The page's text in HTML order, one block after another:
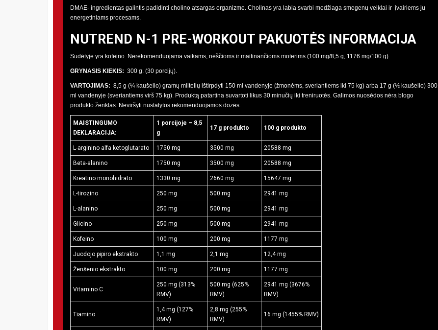
DMAE- ingredientas galintis padidinti cholino atsargas organizme. Cholinas yra labia svarbi medžiaga smegenų veiklai ir įvairiems jų
energetiniams procesams.
NUTREND N-1 PRE-WORKOUT PAKUOTĖS INFORMACIJA
Sudėtyje yra kofeino. Nerekomenduojama vaikams, nėščioms ir maitinančioms moterims (100 mg/8,5 g, 1176 mg/100 g).
GRYNASIS KIEKIS: 300 g. (30 porcijų).
VARTOJIMAS: 8,5 g (¼ kaušelio) gramų miltelių ištirpdyti 150 ml vandenyje (žmonėms, sveriantiems iki 75 kg) arba 17 g (½ kaušelio) 300
ml vandenyje (sveriantiems virš 75 kg). Produktą patartina suvartoti likus 30 minučių iki treniruotės. Galimos nuosėdos nėra blogo
produkto ženklas. Neviršyti nustatytos rekomenduojamos dozės.
MAISTINGUMO
DEKLARACIJA:
1 porcijoje – 8,5
g
17 g produkto 100 g produkto
L-arginino alfa ketoglutarato 1750 mg 3500 mg 20588 mg
Beta-alanino 1750 mg 3500 mg 20588 mg
Kreatino monohidrato 1330 mg 2660 mg 15647 mg
L-tirozino 250 mg 500 mg 2941 mg
L-alanino 250 mg 500 mg 2941 mg
Glicino 250 mg 500 mg 2941 mg
Kofeino 100 mg 200 mg 1177 mg
Juodojo pipiro ekstrakto 1,1 mg 2,1 mg 12,4 mg
Ženšenio ekstrakto 100 mg 200 mg 1177 mg
Vitamino C
250 mg (313%
RMV)
500 mg (625%
RMV)
2941 mg (3676%
RMV)
Tiamino
1,4 mg (127%
RMV)
2,8 mg (255%
RMV)
16 mg (1455% RMV)